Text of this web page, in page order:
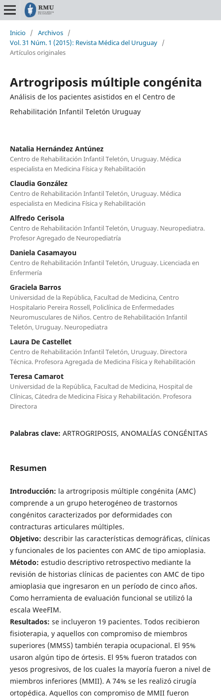
Inicio / Archivos /
Vol. 31 Núm. 1 (2015): Revista Médica del Uruguay /
Artículos originales
Artrogriposis múltiple congénita
Análisis de los pacientes asistidos en el Centro de
Rehabilitación Infantil Teletón Uruguay
Natalia Hernández Antúnez
Centro de Rehabilitación Infantil Teletón, Uruguay. Médica
especialista en Medicina Física y Rehabilitación
Claudia González
Centro de Rehabilitación Infantil Teletón, Uruguay. Médica
especialista en Medicina Física y Rehabilitación
Alfredo Cerisola
Centro de Rehabilitación Infantil Teletón, Uruguay. Neuropediatra.
Profesor Agregado de Neuropediatría
Daniela Casamayou
Centro de Rehabilitación Infantil Teletón, Uruguay. Licenciada en
Enfermería
Graciela Barros
Universidad de la República, Facultad de Medicina, Centro
Hospitalario Pereira Rossell, Policlínica de Enfermedades
Neuromusculares de Niños. Centro de Rehabilitación Infantil
Teletón, Uruguay. Neuropediatra
Laura De Castellet
Centro de Rehabilitación Infantil Teletón, Uruguay. Directora
Técnica. Profesora Agregada de Medicina Física y Rehabilitación
Teresa Camarot
Universidad de la República, Facultad de Medicina, Hospital de
Clínicas, Cátedra de Medicina Física y Rehabilitación. Profesora
Directora
Palabras clave: ARTROGRIPOSIS, ANOMALÍAS CONGÉNITAS
Resumen
Introducción: la artrogriposis múltiple congénita (AMC)
comprende a un grupo heterogéneo de trastornos
congénitos caracterizados por deformidades con
contracturas articulares múltiples.
Objetivo: describir las características demográficas, clínicas
y funcionales de los pacientes con AMC de tipo amioplasia.
Método: estudio descriptivo retrospectivo mediante la
revisión de historias clínicas de pacientes con AMC de tipo
amioplasia que ingresaron en un período de cinco años.
Como herramienta de evaluación funcional se utilizó la
escala WeeFIM.
Resultados: se incluyeron 19 pacientes. Todos recibieron
fisioterapia, y aquellos con compromiso de miembros
superiores (MMSS) también terapia ocupacional. El 95%
usaron algún tipo de órtesis. El 95% fueron tratados con
yesos progresivos, de los cuales la mayoría fueron a nivel de
miembros inferiores (MMII). A 74% se les realizó cirugía
ortopédica. Aquellos con compromiso de MMII fueron